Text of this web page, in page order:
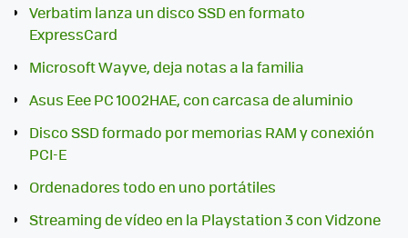
Verbatim lanza un disco SSD en formato
ExpressCard
Microsoft Wayve, deja notas a la familia
Asus Eee PC 1002HAE, con carcasa de aluminio
Disco SSD formado por memorias RAM y conexión
PCI-E
Ordenadores todo en uno portátiles
Streaming de vídeo en la Playstation 3 con Vidzone